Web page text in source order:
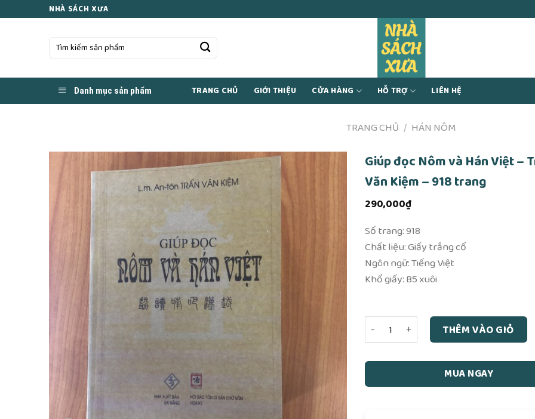
NHÀ SÁCH XƯA
Tìm
Danh mục sản phẩm TRANG CHỦ GIỚI THIỆU CỬA HÀNG HỖ TRỢ LIÊN HỆ
TRANG CHỦ / HÁN NÔM
Giúp đọc Nôm và Hán Việt –
Văn Kiệm – 918 trang
290,000₫
Số trang: 918
Chất liệu: Giấy trắng cổ
Ngôn ngữ: Tiếng Việt
Khổ giấy: B5 xuôi
Giúp đọc Nôm và Hán Việt - Trần Văn
THÊM VÀO GIỎ
MUA NGAY